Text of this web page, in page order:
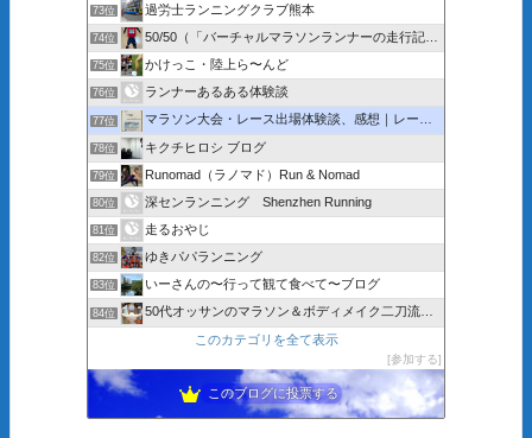
73位 過労士ランニングクラブ熊本
74位 50/50（「バーチャルマラソンランナーの走行記」より改題）
75位 かけっこ・陸上ら〜んど
76位 ランナーあるある体験談
77位 マラソン大会・レース出場体験談、感想｜レース中の写真まである
78位 キクチヒロシ ブログ
79位 Runomad（ラノマド）Run & Nomad
80位 深センランニング Shenzhen Running
81位 走るおやじ
82位 ゆきパパランニング
83位 いーさんの〜行って観て食べて〜ブログ
84位
50代オッサンのマラソン＆ボディメイク二刀流挑戦記
このカテゴリを全て表示
参加する
このブログに投票する